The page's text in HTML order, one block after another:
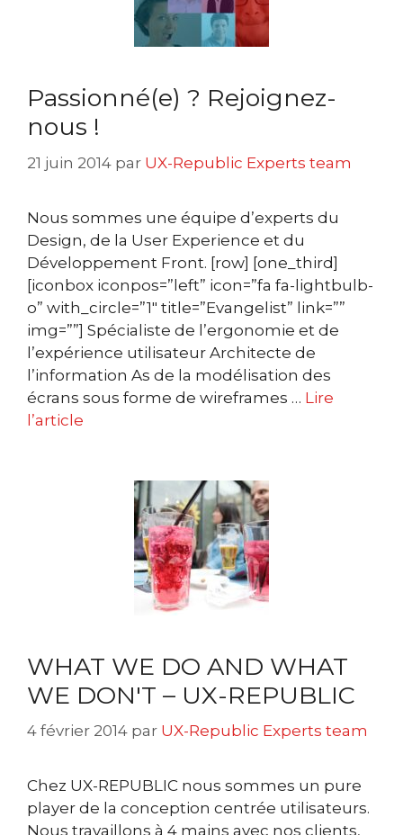
Passionné(e) ? Rejoignez-
nous !
21 juin 2014 par UX-Republic Experts team
Nous sommes une équipe d’experts du
Design, de la User Experience et du
Développement Front. [row] [one_third]
[iconbox iconpos=”left” icon=”fa fa-lightbulb-
o” with_circle=”1″ title=”Evangelist” link=””
img=””] Spécialiste de l’ergonomie et de
l’expérience utilisateur Architecte de
l’information As de la modélisation des
écrans sous forme de wireframes … Lire
l’article
WHAT WE DO AND WHAT
WE DON'T – UX-REPUBLIC
4 février 2014 par UX-Republic Experts team
Chez UX-REPUBLIC nous sommes un pure
player de la conception centrée utilisateurs.
Nous travaillons à 4 mains avec nos clients,